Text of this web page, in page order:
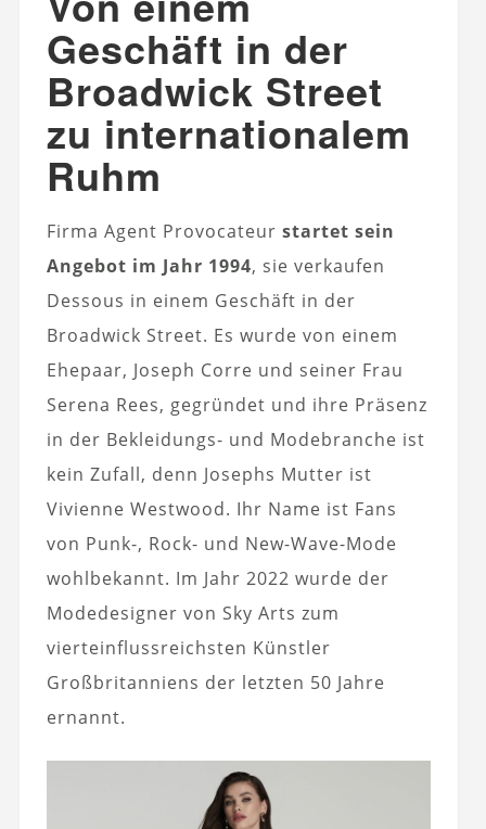
Geschäft in der
Broadwick Street
zu internationalem
Ruhm
Firma Agent Provocateur startet sein
Angebot im Jahr 1994, sie verkaufen
Dessous in einem Geschäft in der
Broadwick Street. Es wurde von einem
Ehepaar, Joseph Corre und seiner Frau
Serena Rees, gegründet und ihre Präsenz
in der Bekleidungs- und Modebranche ist
kein Zufall, denn Josephs Mutter ist
Vivienne Westwood. Ihr Name ist Fans
von Punk-, Rock- und New-Wave-Mode
wohlbekannt. Im Jahr 2022 wurde der
Modedesigner von Sky Arts zum
vierteinflussreichsten Künstler
Großbritanniens der letzten 50 Jahre
ernannt.